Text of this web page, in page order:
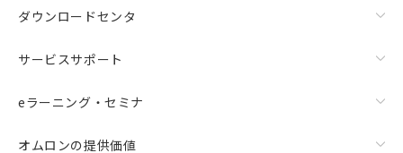
ダウンロードセンタ
サービスサポート
eラーニング・セミナ
オムロンの提供価値